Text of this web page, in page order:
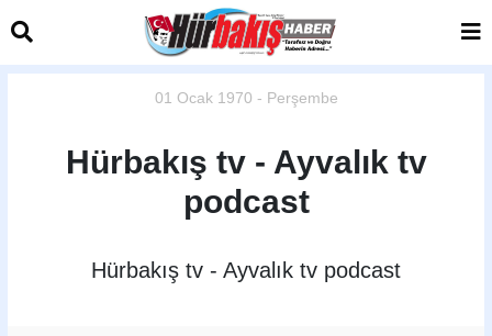
01 Ocak 1970 - Perşembe
Hürbakış tv - Ayvalık tv
podcast
Hürbakış tv - Ayvalık tv podcast